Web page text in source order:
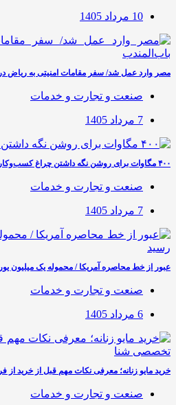
10 مرداد 1405
مصر وارد عمل شد/ سفر مقامات امنیتی به ریاض
صنعت و تجارت و خدمات
7 مرداد 1405
۴۰۰ مگاوات برای روشن نگه داشتن چراغ کسب‌وکار‌ها
صنعت و تجارت و خدمات
7 مرداد 1405
عبور از خط محاصره آمریکا / محموله یک میلیون
صنعت و تجارت و خدمات
6 مرداد 1405
خرید مایو زنانه؛ معرفی نکات مهم قبل از خرید
صنعت و تجارت و خدمات